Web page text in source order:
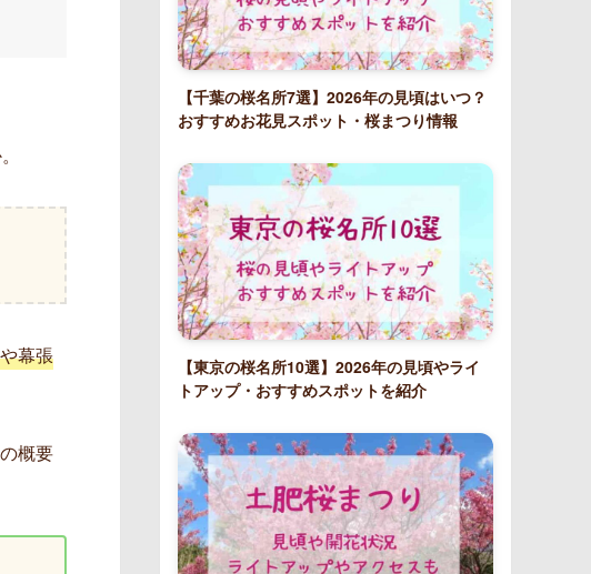
幕張
概要
【千葉の桜名所7選】2026年の見頃はいつ？
おすすめお花見スポット・桜まつり情報
【東京の桜名所10選】2026年の見頃やライ
トアップ・おすすめスポットを紹介